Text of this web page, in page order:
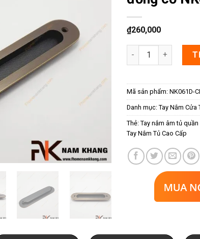
₫260,000
Tay nắm âm tủ
Mã sản phẩm:NK061D-
Danh mục:Tay Nắm Cửa
Thẻ:Tay nắm âm tủ
Tay Nắm Tủ Cao Cấp